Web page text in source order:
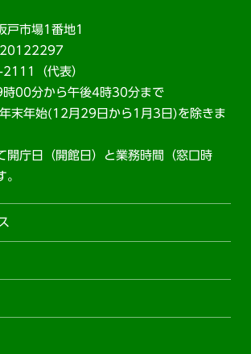
戸市場1番地1
（代表）
時00分から午後4時30分まで
末年始(12月29日から1月3日)を除きま
開庁日（開館日）と業務時間（窓口時
。